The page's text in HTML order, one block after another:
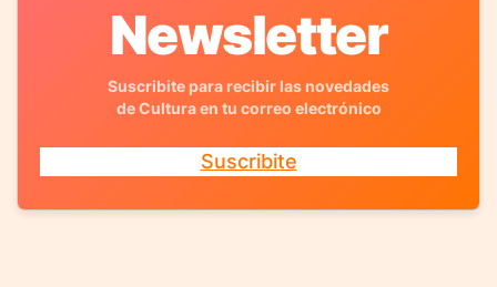
Newsletter
Suscribite para recibir las novedades
de Cultura en tu correo electrónico
Suscribite